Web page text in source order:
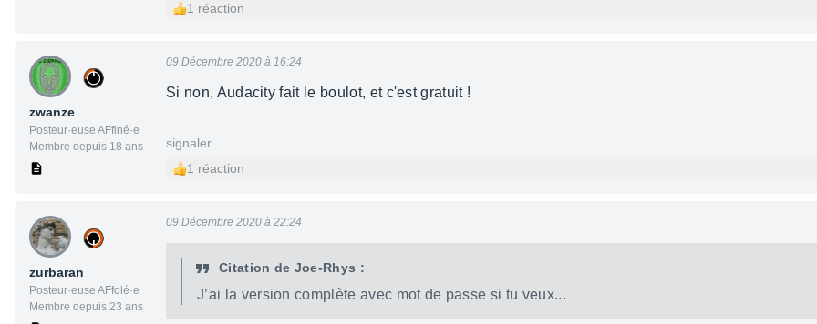
1 réaction
zwanze
Posteur·euse AFfiné·e
Membre depuis 18 ans
09 Décembre 2020 à 16:24
Si non, Audacity fait le boulot, et c'est gratuit !
signaler
1 réaction
zurbaran
Posteur·euse AFfolé·e
Membre depuis 23 ans
09 Décembre 2020 à 22:24
Citation de Joe-Rhys :
J’ai la version complète avec mot de passe si tu veux...